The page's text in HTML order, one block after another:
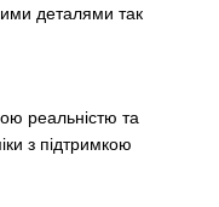
деталями так
реальністю та
з підтримкою